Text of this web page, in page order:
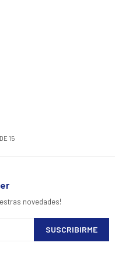
DE 15
novedades!
SUSCRIBIRME